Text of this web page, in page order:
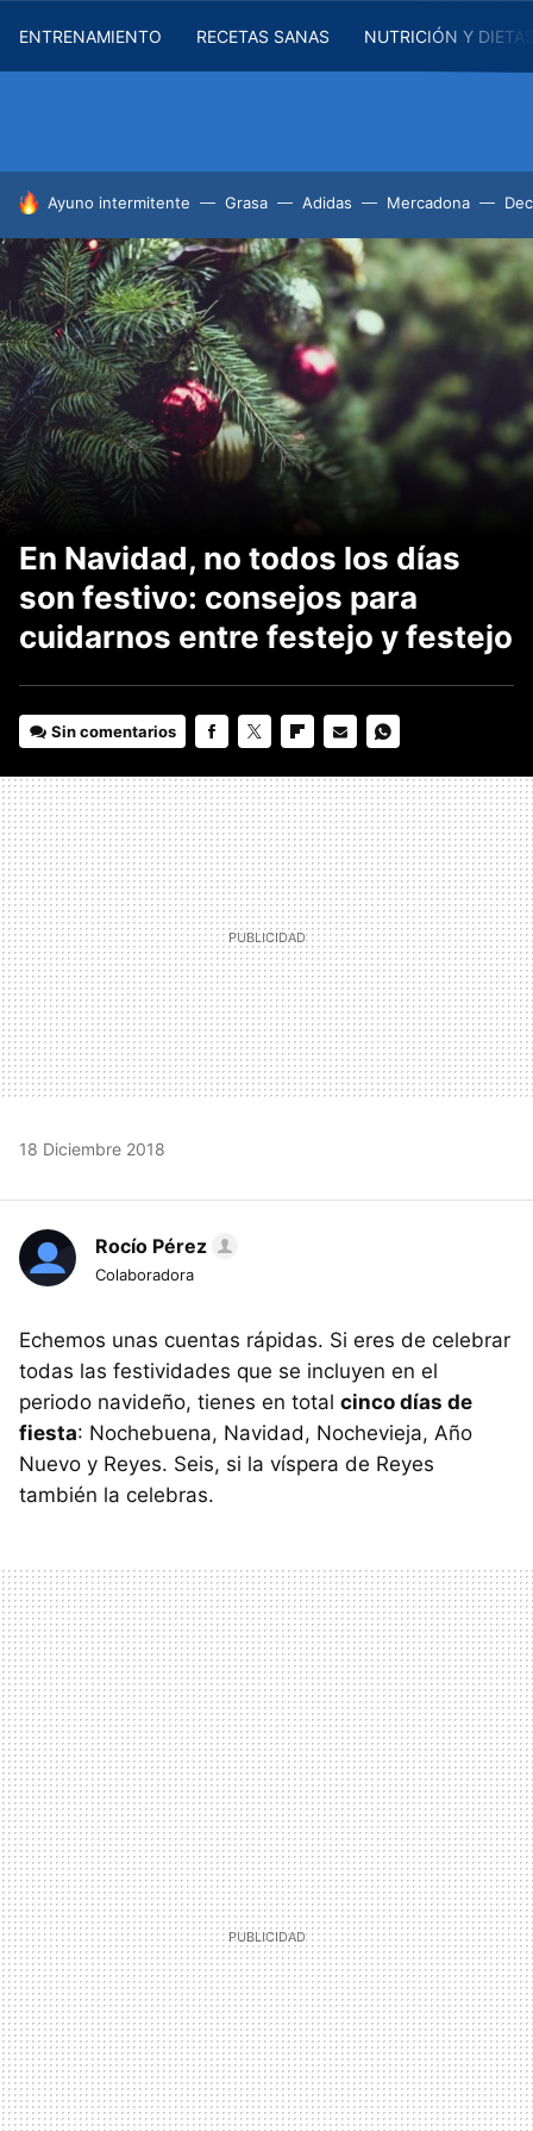
ENTRENAMIENTO RECETAS SANAS NUTRICIÓN Y
HOY SE HABLA DE
Ayuno intermitente Grasa Adidas Mercadona
En Navidad, no todos los días
son festivo: consejos para
cuidarnos entre festejo y festejo
Sin comentarios
MAIL
18 Diciembre 2018
Rocío Pérez
Colaboradora
Echemos unas cuentas rápidas. Si eres de celebrar
todas las festividades que se incluyen en el
periodo navideño, tienes en total cinco días de
fiesta: Nochebuena, Navidad, Nochevieja, Año
Nuevo y Reyes. Seis, si la víspera de Reyes
también la celebras.